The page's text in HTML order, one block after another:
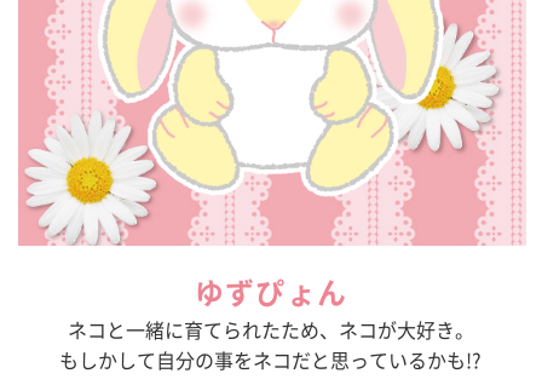
ゆずぴょん
ネコと一緒に育てられたため、ネコが大好き。
もしかして自分の事をネコだと思っているかも!?